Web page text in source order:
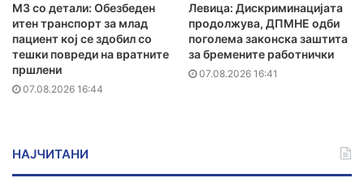
MЗ со детали: Обезбеден
итен транспорт за млад
пациент кој се здобил со
тешки повреди на вратните
пршлени
07.08.2026 16:44
Левица: Дискриминацијата
продолжува, ДПМНЕ одби
поголема законска заштита
за бремените работнички
07.08.2026 16:41
НАЈЧИТАНИ